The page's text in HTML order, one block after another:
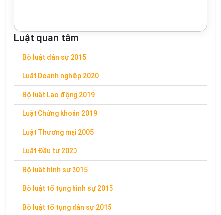
Luật quan tâm
Bộ luật dân sự 2015
Luật Doanh nghiệp 2020
Bộ luật Lao động 2019
Luật Chứng khoán 2019
Luật Thương mại 2005
Luật Đầu tư 2020
Bộ luật hình sự 2015
Bộ luật tố tụng hình sự 2015
Bộ luật tố tụng dân sự 2015